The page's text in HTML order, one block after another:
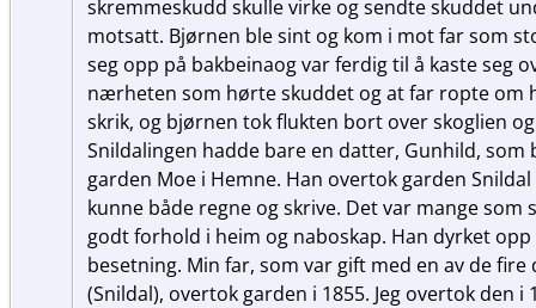
skremmeskudd skulle virke og sendte skuddet
motsatt. Bjørnen ble sint og kom i mot far som
seg opp på bakbeinaog var ferdig til å kaste seg
nærheten som hørte skuddet og at far ropte om
skrik, og bjørnen tok flukten bort over skoglien
Snildalingen hadde bare en datter, Gunhild, som
garden Moe i Hemne. Han overtok garden
kunne både regne og skrive. Det var mange
godt forhold i heim og naboskap. Han dyrket
besetning. Min far, som var gift med en av de
(Snildal), overtok garden i 1855. Jeg overtok den i